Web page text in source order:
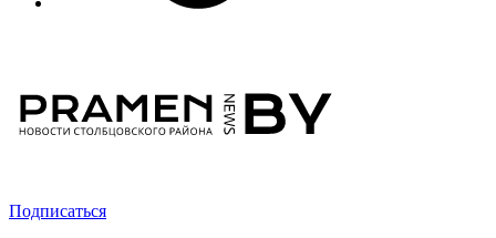
Подписаться